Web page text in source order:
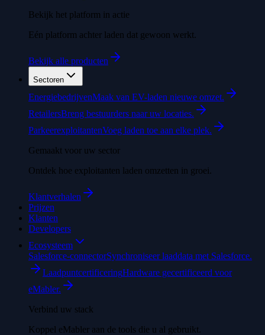
Bekijk het platform in actie
Eén platform achter laden dat gewoon werkt.
Bekijk alle producten
Sectoren
EnergiebedrijvenMaak van EV-laden nieuwe omzet.
RetailersBreng bestuurders naar uw locaties.
ParkeerexploitantenVoeg laden toe aan elke plek.
Gemaakt voor uw sector
Ontdek hoe exploitanten laden omzetten in groei.
Klantverhalen
Prijzen
Klanten
Developers
Ecosysteem
Salesforce-connectorSynchroniseer laaddata met Salesforce.
LaadpuntcertificeringHardware gecertificeerd voor
eMabler.
Verbind uw stack
Koppel eMabler aan de tools die u al gebruikt.